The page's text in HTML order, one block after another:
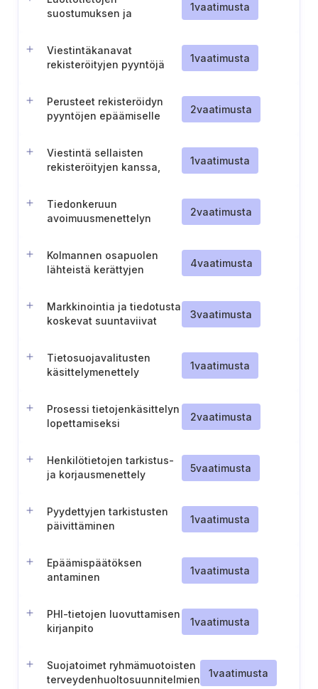
suostumuksen ja
1vaatimusta
Viestintäkanavat
rekisteröityjen pyyntöjä
1vaatimusta
Perusteet rekisteröidyn
pyyntöjen epäämiselle
2vaatimusta
Viestintä sellaisten
rekisteröityjen kanssa,
1vaatimusta
Tiedonkeruun
avoimuusmenettelyn
2vaatimusta
Kolmannen osapuolen
lähteistä kerättyjen
4vaatimusta
Markkinointia ja tiedotusta
koskevat suuntaviivat
3vaatimusta
Tietosuojavalitusten
käsittelymenettely
1vaatimusta
Prosessi tietojenkäsittelyn
lopettamiseksi
2vaatimusta
Henkilötietojen tarkistus-
ja korjausmenettely
5vaatimusta
Pyydettyjen tarkistusten
päivittäminen
1vaatimusta
Epäämispäätöksen
antaminen
1vaatimusta
PHI-tietojen luovuttamisen
kirjanpito
1vaatimusta
Suojatoimet ryhmämuotoisten
terveydenhuoltosuunnitelmien
1vaatimusta